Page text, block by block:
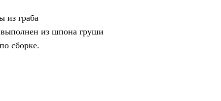
из граба
из шпона груши
сборке.